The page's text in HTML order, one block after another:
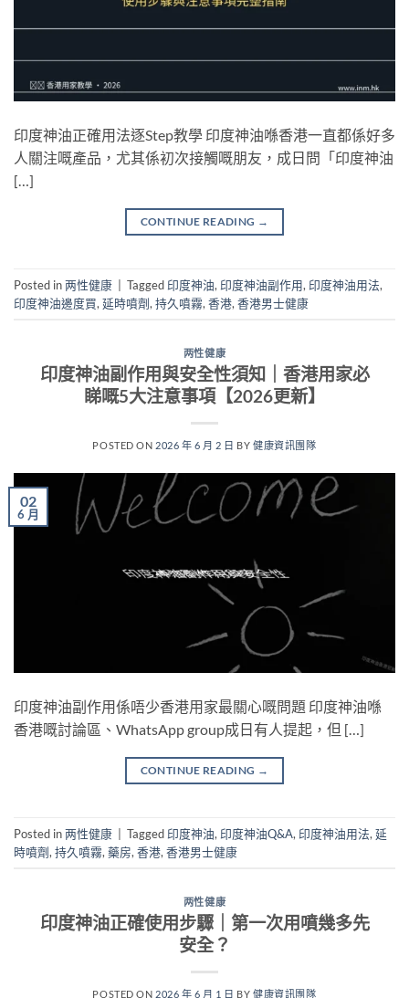
印度神油正確用法逐Step教學 印度神油喺香港一直都係好多
人關注嘅產品，尤其係初次接觸嘅朋友，成日問「印度神油
[…]
CONTINUE READING →
Posted in两性健康 Tagged 印度神油, 印度神油副作用, 印度神油用法,
印度神油邊度買, 延時噴劑, 持久噴霧, 香港, 香港男士健康
两性健康
印度神油副作用與安全性須知｜香港用家必
睇嘅5大注意事項【2026更新】
POSTED ON 2026 年 6 月 2 日 BY健康資訊團隊
02
6 月
印度神油副作用係唔少香港用家最關心嘅問題 印度神油喺
香港嘅討論區、WhatsApp group成日有人提起，但 […]
CONTINUE READING →
Posted in两性健康 Tagged 印度神油, 印度神油Q&A, 印度神油用法, 延
時噴劑, 持久噴霧, 藥房, 香港, 香港男士健康
两性健康
印度神油正確使用步驟｜第一次用噴幾多先
安全？
POSTED ON 2026 年 6 月 1 日 BY健康資訊團隊